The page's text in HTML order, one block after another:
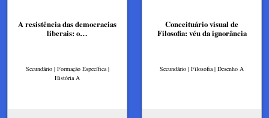
A resistência das democracias
liberais: o…
Secundário | Formação Específica |
História A
Conceituário visual de
Filosofia: véu da ignorância
Secundário | Filosofia | Desenho A